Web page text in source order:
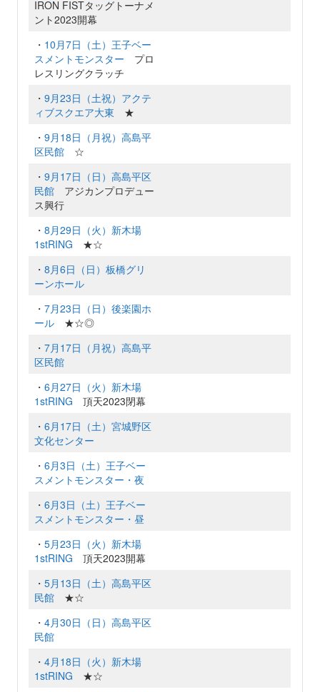
IRON FISTタッグトーナメ
ント2023開幕
・ 10月7日（土）王子ベー
スメントモンスター プロ
レスリングクラッチ
・ 9月23日（土祝）アクテ
ィブスクエア大東 ★
・ 9月18日（月祝）高島平
区民館☆
・ 9月17日（日）高島平区
民館アジカンプロデュー
ス興行
・ 8月29日（火）新木場
1stRING ★☆
・ 8月6日（日）板橋グリ
ーンホール
・ 7月23日（日）後楽園ホ
ール★☆◎
・ 7月17日（月祝）高島平
区民館
・ 6月27日（火）新木場
1stRING 頂天2023閉幕
・ 6月17日（土）宮城野区
文化センター
・ 6月3日（土）王子ベー
スメントモンスター・夜
・ 6月3日（土）王子ベー
スメントモンスター・昼
・ 5月23日（火）新木場
1stRING 頂天2023開幕
・ 5月13日（土）高島平区
民館★☆
・ 4月30日（日）高島平区
民館
・ 4月18日（火）新木場
1stRING ★☆